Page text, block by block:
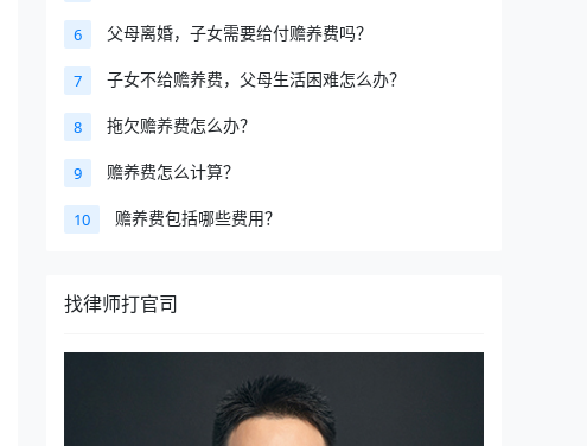
6 父母离婚，子女需要给付赡养费吗？
7 子女不给赡养费，父母生活困难怎么办？
8 拖欠赡养费怎么办？
9 赡养费怎么计算？
10 赡养费包括哪些费用？
找律师打官司